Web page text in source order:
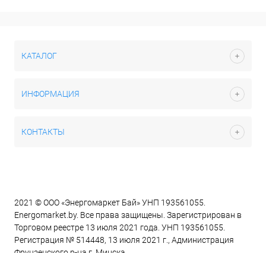
КАТАЛОГ
ИНФОРМАЦИЯ
КОНТАКТЫ
2021 © ООО «Энергомаркет Бай» УНП 193561055.
Energomarket.by. Все права защищены. Зарегистрирован в
Торговом реестре 13 июля 2021 года. УНП 193561055.
Регистрация № 514448, 13 июля 2021 г., Администрация